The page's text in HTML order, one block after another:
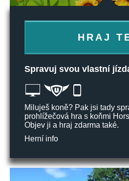
HRAJ
Spravuj svou vlastní
Miluješ koně? Pak jsi tady
prohlížečová hra s koňmi
Objev ji a hraj zdarma také.
Herní info